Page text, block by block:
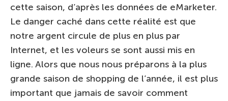
cette saison, d’après les données de eMarketer.
Le danger caché dans cette réalité est que
notre argent circule de plus en plus par
Internet, et les voleurs se sont aussi mis en
ligne. Alors que nous nous préparons à la plus
grande saison de shopping de l’année, il est plus
important que jamais de savoir comment